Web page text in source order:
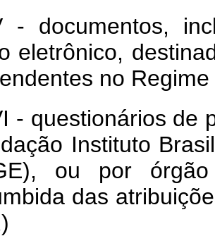
- documentos,
eletrônico,
no
- questionários de
Instituto
ou por órgão
das